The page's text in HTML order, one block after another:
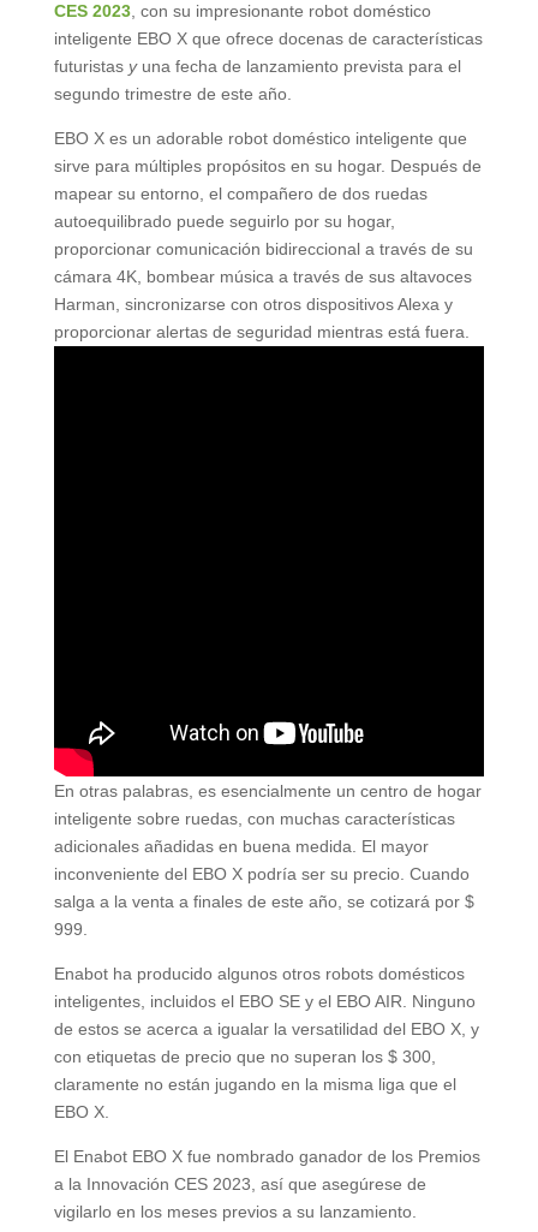
CES 2023, con su impresionante robot doméstico
inteligente EBO X que ofrece docenas de características
futuristas yuna fecha de lanzamiento prevista para el
segundo trimestre de este año.
EBO X es un adorable robot doméstico inteligente que
sirve para múltiples propósitos en su hogar. Después de
mapear su entorno, el compañero de dos ruedas
autoequilibrado puede seguirlo por su hogar,
proporcionar comunicación bidireccional a través de su
cámara 4K, bombear música a través de sus altavoces
Harman, sincronizarse con otros dispositivos Alexa y
proporcionar alertas de seguridad mientras está fuera.
En otras palabras, es esencialmente un centro de hogar
inteligente sobre ruedas, con muchas características
adicionales añadidas en buena medida. El mayor
inconveniente del EBO X podría ser su precio. Cuando
salga a la venta a finales de este año, se cotizará por $
999.
Enabot ha producido algunos otros robots domésticos
inteligentes, incluidos el EBO SE y el EBO AIR. Ninguno
de estos se acerca a igualar la versatilidad del EBO X, y
con etiquetas de precio que no superan los $ 300,
claramente no están jugando en la misma liga que el
EBO X.
El Enabot EBO X fue nombrado ganador de los Premios
a la Innovación CES 2023, así que asegúrese de
vigilarlo en los meses previos a su lanzamiento.